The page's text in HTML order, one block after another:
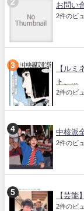
お問い
2件のビ
【ルミ
ト、...
2件のビ
中核派
2件のビ
【芸
2件のビ